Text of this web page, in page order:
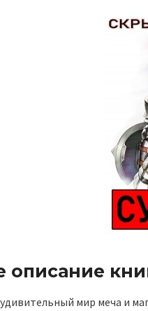
описание
мир меча и